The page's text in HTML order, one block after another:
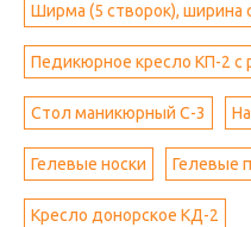
Ширма (5 створок), ширина
Педикюрное кресло КП-2 с
Стол маникюрный С-3
Гелевые носки Гелевые
Кресло донорское КД-2